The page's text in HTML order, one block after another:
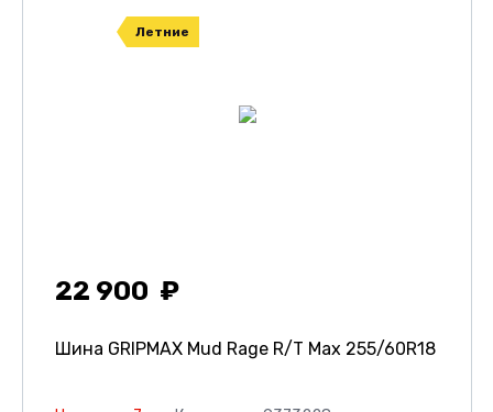
Летние
22 900
Шина GRIPMAX Mud Rage R/T Max 255/60R18